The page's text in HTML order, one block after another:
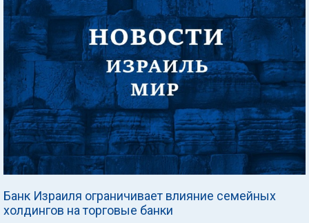
Банк Израиля ограничивает влияние семейных
холдингов на торговые банки